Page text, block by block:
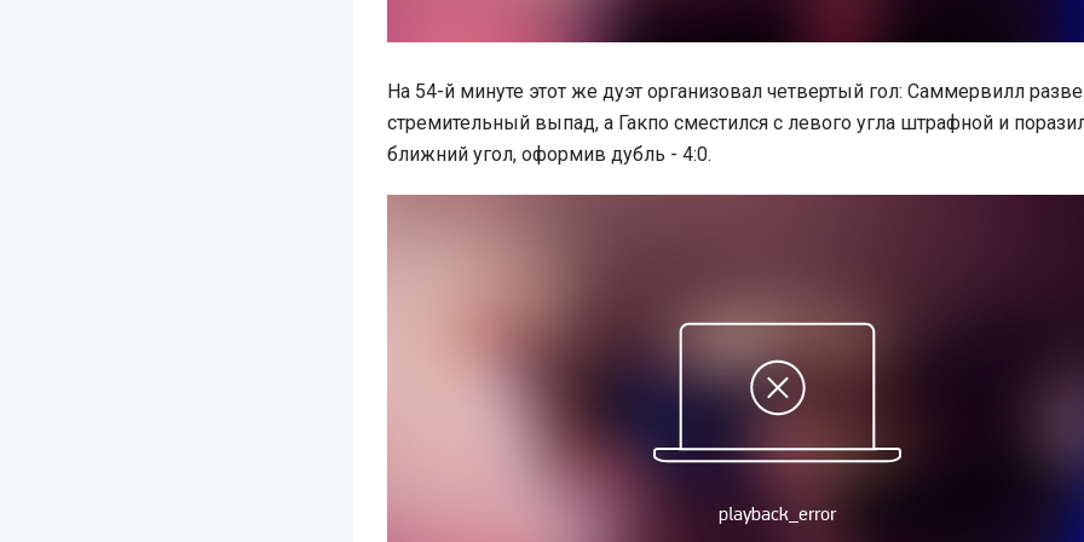
На 54-й минуте этот же дуэт организовал четвертый гол: Саммервилл
стремительный выпад, а Гакпо сместился с левого угла штрафной и
ближний угол, оформив дубль - 4:0.